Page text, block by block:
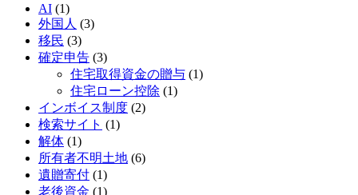
AI (1)
外国人 (3)
移民 (3)
確定申告 (3)
住宅取得資金の贈与 (1)
住宅ローン控除 (1)
インボイス制度 (2)
検索サイト (1)
解体 (1)
所有者不明土地 (6)
遺贈寄付 (1)
老後資金 (1)